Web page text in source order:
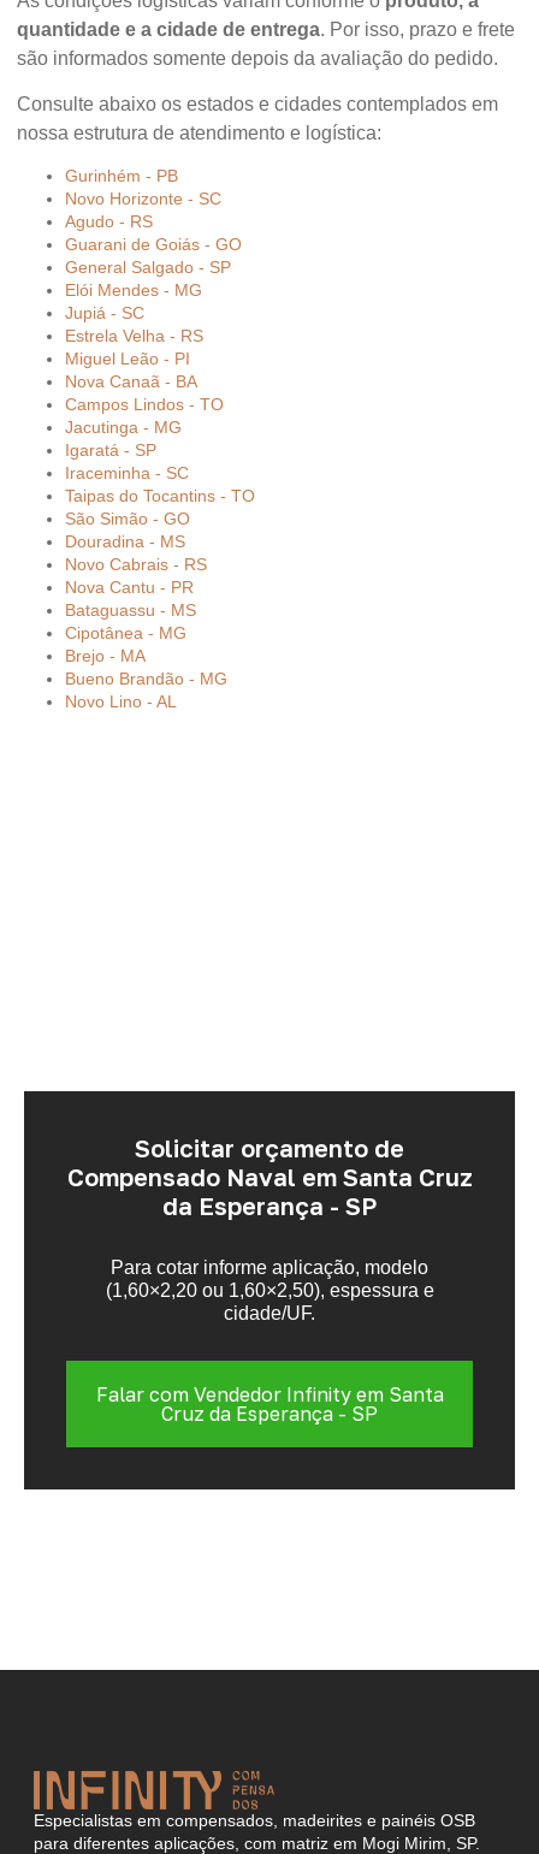
quantidade e a cidade de entrega. Por isso, prazo e frete
são informados somente depois da avaliação do pedido.
Consulte abaixo os estados e cidades contemplados em
nossa estrutura de atendimento e logística:
Gurinhém - PB
Novo Horizonte - SC
Agudo - RS
Guarani de Goiás - GO
General Salgado - SP
Elói Mendes - MG
Jupiá - SC
Estrela Velha - RS
Miguel Leão - PI
Nova Canaã - BA
Campos Lindos - TO
Jacutinga - MG
Igaratá - SP
Iraceminha - SC
Taipas do Tocantins - TO
São Simão - GO
Douradina - MS
Novo Cabrais - RS
Nova Cantu - PR
Bataguassu - MS
Cipotânea - MG
Brejo - MA
Bueno Brandão - MG
Novo Lino - AL
Solicitar orçamento de
Compensado Naval em Santa Cruz
da Esperança - SP
Para cotar informe aplicação, modelo
(1,60×2,20 ou 1,60×2,50), espessura e
cidade/UF.
Falar com Vendedor Infinity em Santa
Cruz da Esperança - SP
Especialistas em compensados, madeirites e painéis OSB
para diferentes aplicações, com matriz em Mogi Mirim, SP.